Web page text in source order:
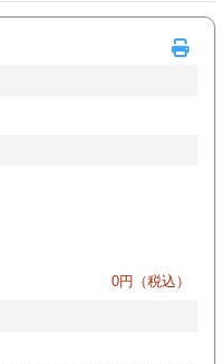
0円（税込）